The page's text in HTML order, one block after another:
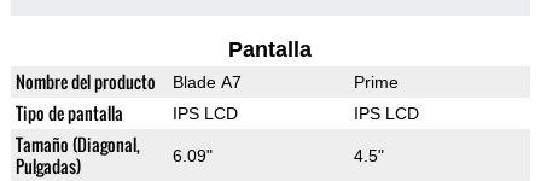
Pantalla
Nombre del producto Blade A7 Prime
Tipo de pantalla IPS LCD IPS LCD
Tamaño (Diagonal,
Pulgadas)
6.09" 4.5"